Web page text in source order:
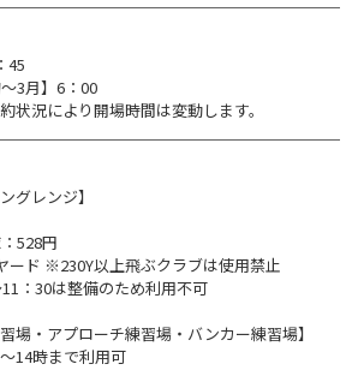
45
～3月】6：00
状況により開場時間は変動します。
グレンジ】
528円
ード ※230Y以上飛ぶクラブは使用禁止
：30は整備のため利用不可
習場・アプローチ練習場・バンカー練習場】
14時まで利用可